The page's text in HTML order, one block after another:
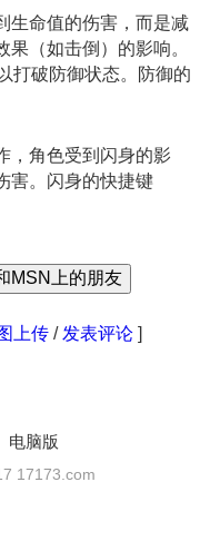
命值的伤害，而是减
（如击倒）的影响。
打破防御状态。防御的
角色受到闪身的影
害。闪身的快捷键
MSN上的朋友
上传 / 发表评论 ]
电脑版
17173.com